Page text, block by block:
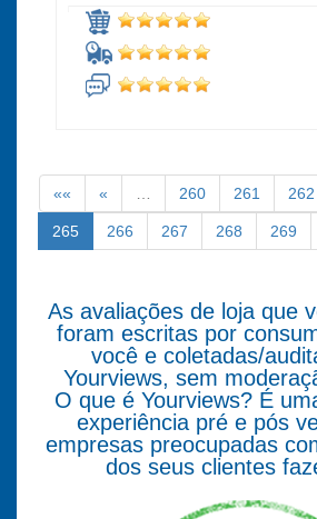
«« « 260 261 262
265 266 267 268 269
As avaliações de loja que
foram escritas por
você e coletadas/
Yourviews, sem
O que é Yourviews? É
experiência pré e pós
empresas preocupadas
dos seus clientes